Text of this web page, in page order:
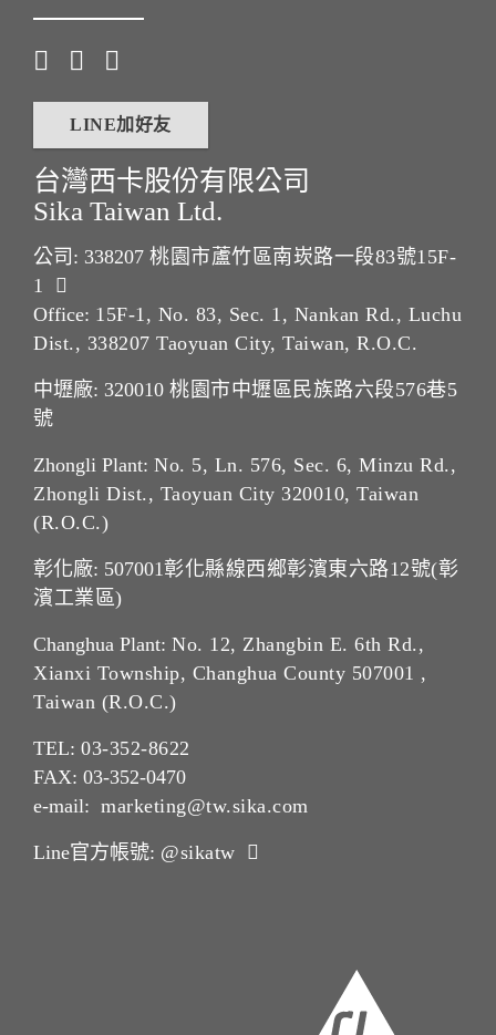
LINE加好友
台灣西卡股份有限公司
Sika Taiwan Ltd.
公司: 338207 桃園市蘆竹區南崁路一段83號15F-
1
Office: 15F-1, No. 83, Sec. 1, Nankan Rd., Luchu
Dist., 338207 Taoyuan City, Taiwan, R.O.C.
中壢廠: 320010 桃園市中壢區民族路六段576巷5
號
Zhongli Plant: No. 5, Ln. 576, Sec. 6, Minzu Rd.,
Zhongli Dist., Taoyuan City 320010, Taiwan
(R.O.C.)
彰化廠: 507001彰化縣線西鄉彰濱東六路12號(彰
濱工業區)
Changhua Plant: No. 12, Zhangbin E. 6th Rd.,
Xianxi Township, Changhua County 507001 ,
Taiwan (R.O.C.)
TEL: 03-352-8622
FAX: 03-352-0470
e-mail: marketing@tw.sika.com
Line官方帳號: @sikatw